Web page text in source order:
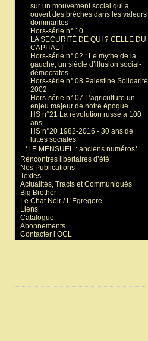
sur un mouvement social qui a
ouvert des brèches dans les valeurs
dominantes
Hors-série n° 10
LA SECURITÉ DE QUI ? CELLE DU
CAPITAL !
Hors-série n° 02 : Le mythe de la
gauche, un siècle d’illusion social-
démocrates
Hors-série n° 08 Palestine Solidarité
2002
Hors-série n° 07 L’agriculture un
enjeu majeur de notre époque
HS n°21 La révolution russe a 100
ans
HS n°20 1982-2016 - 30 ans de
luttes sociales
*LE MENSUEL : anciens numéros*
Rencontres libertaires d’été
Nos Publications
Textes
Actualités, Tracts et Communiqués
Big Brother
Le Chat Noir / L’Egregore
Liens
Catalogue
Abonnements
Contacter l’OCL